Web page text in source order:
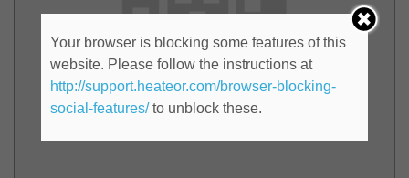
Your browser is blocking some features of this
website. Please follow the instructions at
http://support.heateor.com/browser-blocking-
social-features/to unblock these.